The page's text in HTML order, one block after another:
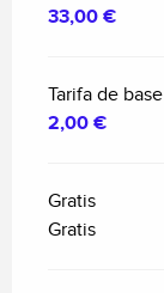
33,00 €
Tarifa de base
2,00 €
Gratis
Gratis